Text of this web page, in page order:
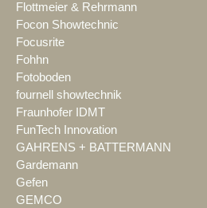
Flottmeier & Rehrmann
Focon Showtechnic
Focusrite
Fohhn
Fotoboden
fournell showtechnik
Fraunhofer IDMT
FunTech Innovation
GAHRENS + BATTERMANN
Gardemann
Gefen
GEMCO